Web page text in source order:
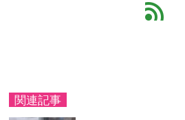
feed
関連記事